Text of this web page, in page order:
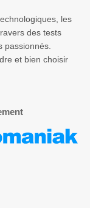
les
des tests
passionnés.
et bien choisir